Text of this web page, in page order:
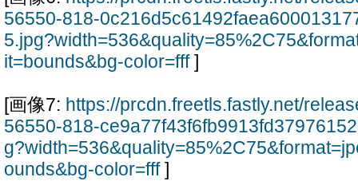
56550-818-
it=bounds&bg-color=fff]
[画像7: https://prcdn.freetls.fastly.net/
56550-818-
ounds&bg-color=fff]